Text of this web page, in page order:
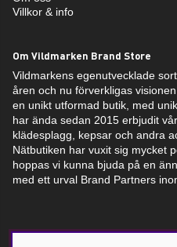
Villkor & info
Om Vildmarken Brand Store
Vildmarkens egenutvecklade
åren och nu förverkligas
en unikt utformad butik, med
har ända sedan 2015 erbjudit
klädesplagg, kepsar och andra
Nätbutiken har vuxit sig mycket
hoppas vi kunna bjuda på en
med ett urval Brand Partners